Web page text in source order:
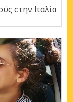
στην Ιταλία